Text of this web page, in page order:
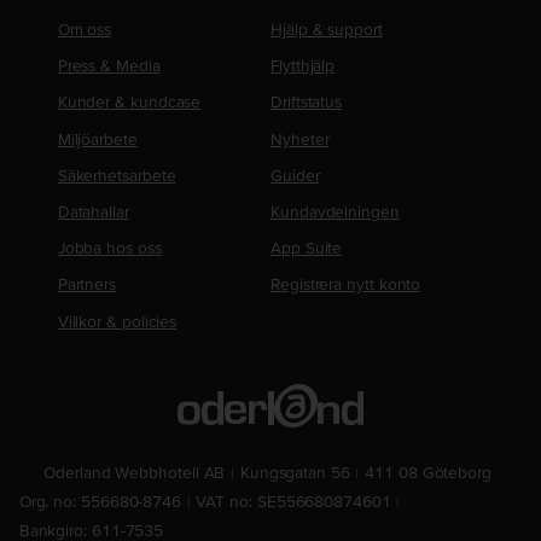
Om oss
Press & Media
Kunder & kundcase
Miljöarbete
Säkerhetsarbete
Datahallar
Jobba hos oss
Partners
Villkor & policies
Hjälp & support
Flytthjälp
Driftstatus
Nyheter
Guider
Kundavdelningen
App Suite
Registrera nytt konto
Oderland Webbhotell AB Kungsgatan 56
411 08 Göteborg
Org. no: 556680-8746
VAT no: SE556680874601
Bankgiro: 611-7535